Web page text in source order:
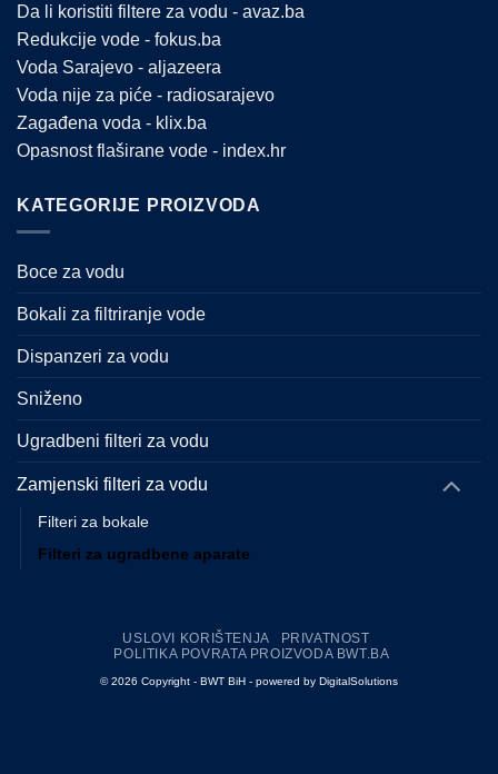
Da li koristiti filtere za vodu - avaz.ba
Redukcije vode - fokus.ba
Voda Sarajevo - aljazeera
Voda nije za piće - radiosarajevo
Zagađena voda - klix.ba
Opasnost flaširane vode - index.hr
KATEGORIJE PROIZVODA
Boce za vodu
Bokali za filtriranje vode
Dispanzeri za vodu
Sniženo
Ugradbeni filteri za vodu
Zamjenski filteri za vodu
Filteri za bokale
Filteri za ugradbene aparate
USLOVI KORIŠTENJA
PRIVATNOST
POLITIKA POVRATA PROIZVODA BWT.BA
©2026 Copyright - BWT BiH - powered by DigitalSolutions